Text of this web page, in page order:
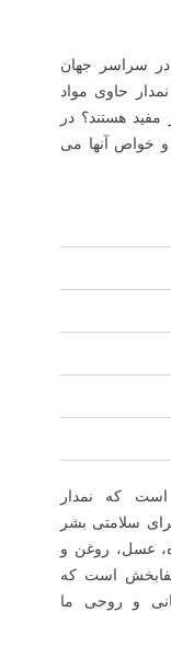
سراسر جهان
حاوی مواد
هستند؟ در
خواص آنها می
که نمدار
سلامتی بشر
عسل، روغن و
است که
و روحی ما